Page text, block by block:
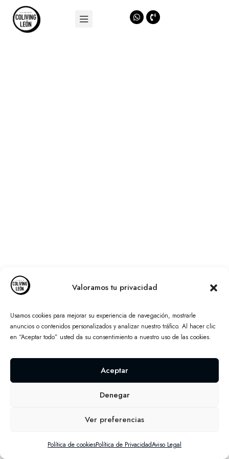
Valoramos tu privacidad
Usamos cookies para mejorar su experiencia de navegación, mostrarle
anuncios o contenidos personalizados y analizar nuestro tráfico. Al hacer clic
en “Aceptar todo” usted da su consentimiento a nuestro uso de las cookies.
Aceptar
Denegar
Ver preferencias
Política de cookiesPolítica de PrivacidadAviso Legal